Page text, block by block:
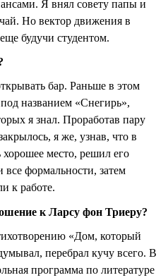
Я внял совету папы и
Но вектор движения в
будучи студентом.
бар. Раньше в этом
названием «Снегирь»,
я знал. Проработав пару
я же, узнав, что в
хорошее место, решил его
все формальности, затем
к работе.
к Ларсу фон Триеру?
«Дом, который
перебрал кучу всего. В
программа по литературе